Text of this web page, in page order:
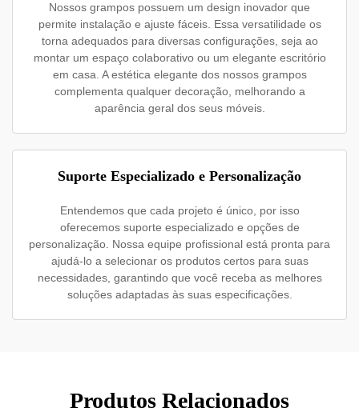
Nossos grampos possuem um design inovador que
permite instalação e ajuste fáceis. Essa versatilidade os
torna adequados para diversas configurações, seja ao
montar um espaço colaborativo ou um elegante escritório
em casa. A estética elegante dos nossos grampos
complementa qualquer decoração, melhorando a
aparência geral dos seus móveis.
Suporte Especializado e Personalização
Entendemos que cada projeto é único, por isso
oferecemos suporte especializado e opções de
personalização. Nossa equipe profissional está pronta para
ajudá-lo a selecionar os produtos certos para suas
necessidades, garantindo que você receba as melhores
soluções adaptadas às suas especificações.
Produtos Relacionados